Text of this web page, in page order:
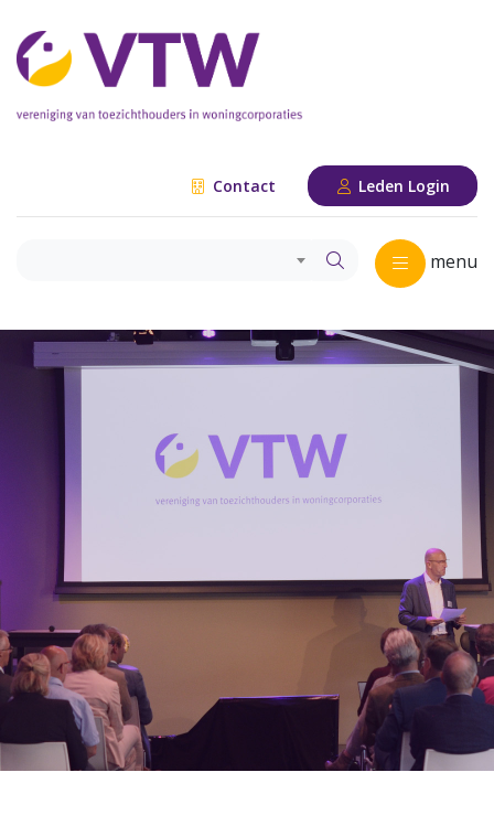
Contact Leden Login
menu